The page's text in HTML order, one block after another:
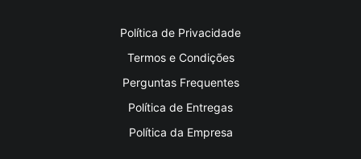
Termos e Condições
Perguntas Frequentes
Política de Entregas
Política da Empresa